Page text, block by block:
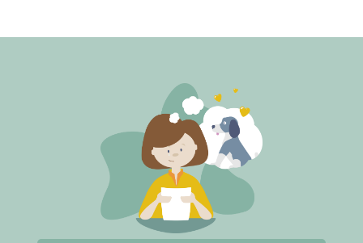
Créer un mémorial